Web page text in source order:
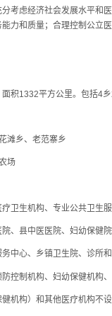
虑经济社会发展水平和医
力和质量；合理控制公立
1332平方公里。包括4乡
乡、老范寨乡
场
生机构、专业公共卫生服
县中医医院、妇幼保健院
心、乡镇卫生院、诊所和
制机构、妇幼保健机构、
构）和其他医疗机构不设